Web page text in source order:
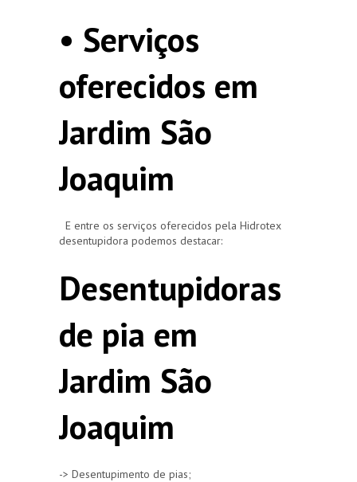
• Serviços
oferecidos em
Jardim São
Joaquim
E entre os serviços oferecidos pela Hidrotex
desentupidora podemos destacar:
Desentupidoras
de pia em
Jardim São
Joaquim
-> Desentupimento de pias;